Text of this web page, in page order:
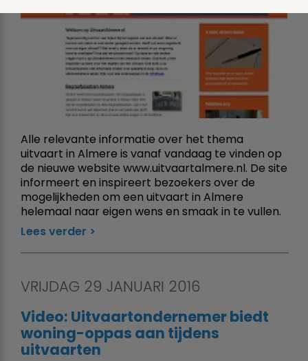
Alle relevante informatie over het thema
uitvaart in Almere is vanaf vandaag te vinden op
de nieuwe website www.uitvaartalmere.nl. De site
informeert en inspireert bezoekers over de
mogelijkheden om een uitvaart in Almere
helemaal naar eigen wens en smaak in te vullen.
Lees verder
VRIJDAG 29 JANUARI 2016
Video: Uitvaartondernemer biedt
woning-oppas aan tijdens
uitvaarten